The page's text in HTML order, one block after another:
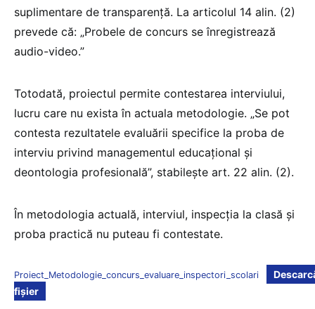
suplimentare de transparență. La articolul 14 alin. (2)
prevede că: „Probele de concurs se înregistrează
audio-video.”
Totodată, proiectul permite contestarea interviului,
lucru care nu exista în actuala metodologie. „Se pot
contesta rezultatele evaluării specifice la proba de
interviu privind managementul educaţional şi
deontologia profesională”, stabilește art. 22 alin. (2).
În metodologia actuală, interviul, inspecția la clasă și
proba practică nu puteau fi contestate.
Proiect_Metodologie_concurs_evaluare_inspectori_scolari
fișier